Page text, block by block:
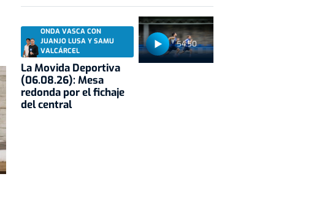
54:50
ONDA VASCA CON
JUANJO LUSA Y SAMU
VALCÁRCEL
La Movida Deportiva
(06.08.26): Mesa
redonda por el fichaje
del central